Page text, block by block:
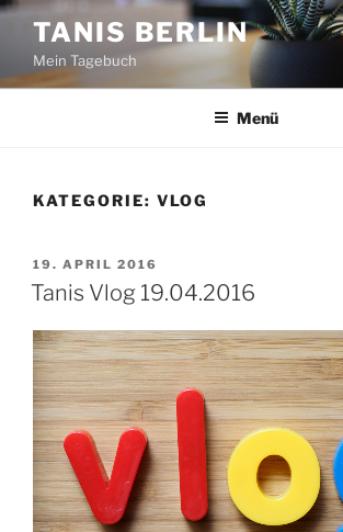
Zum
Inhalt
springen
TANIS BERLIN
Mein Tagebuch
Menü
KATEGORIE: VLOG
VERÖFFENTLICHT
AM
19. APRIL 2016
Tanis Vlog 19.04.2016